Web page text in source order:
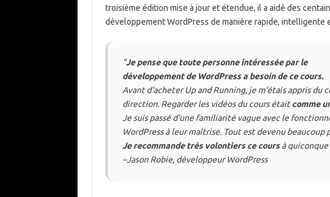
troisième édition mise à jour et étendue, il a aidé des
développement WordPress de manière rapide, intelligente
"Je pense que toute personne intéressée par le
développement de WordPress a besoin de ce cours.
Avant d'acheter Up and Running, je m'étais appris du
direction. Regarder les vidéos du cours étaitcomme
Je suis passé d'une familiarité vague avec le
WordPress à leur maîtrise. Tout est devenu beaucoup
Je recommande très volontiers ce coursà quiconque
–Jason Robie, développeur WordPress